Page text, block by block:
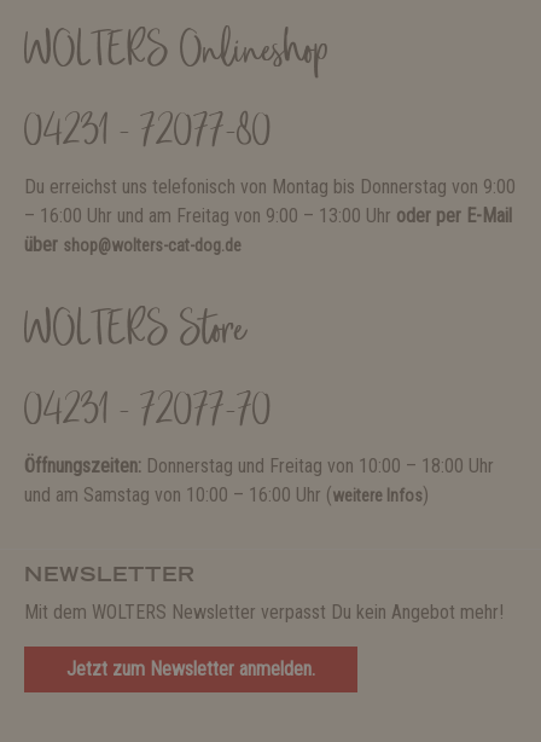
WOLTERS Onlineshop
04231 - 72077-80
Du erreichst uns telefonisch von Montag bis Donnerstag von 9:00
– 16:00 Uhr und am Freitag von 9:00 – 13:00 Uhr oder per E-Mail
über shop@wolters-cat-dog.de
WOLTERS Store
04231 - 72077-70
Öffnungszeiten: Donnerstag und Freitag von 10:00 – 18:00 Uhr
und am Samstag von 10:00 – 16:00 Uhr (weitere Infos)
NEWSLETTER
Mit dem WOLTERS Newsletter verpasst Du kein Angebot mehr!
Jetzt zum Newsletter anmelden.